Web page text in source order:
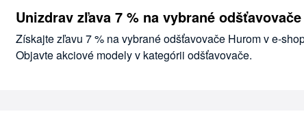
Unizdrav zľava 7 % na vybrané
Získajte zľavu 7 % na vybrané odšťavovače Hurom v e-
Objavte akciové modely v kategórii odšťavovače.